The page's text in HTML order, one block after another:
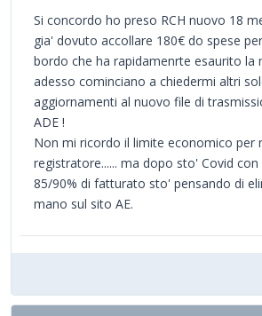
Si concordo ho preso RCH nuovo 18
gia' dovuto accollare 180€ do spese
bordo che ha rapidamenrte esaurito la
adesso cominciano a chiedermi altri
aggiornamenti al nuovo file di
ADE !
Non mi ricordo il limite economico per
registratore...... ma dopo sto' Covid con
85/90% di fatturato sto' pensando di
mano sul sito AE.